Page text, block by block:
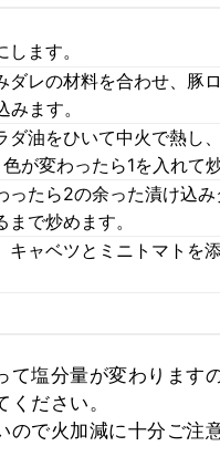
ます。
ダレの材料を合わせ、豚
ます。
ダ油をひいて中火で熱し
が変わったら1を入れて炒
ったら2の余った漬け込み
で炒めます。
キャベツとミニトマトを
て塩分量が変わります
ださい。
ので火加減に十分ご注